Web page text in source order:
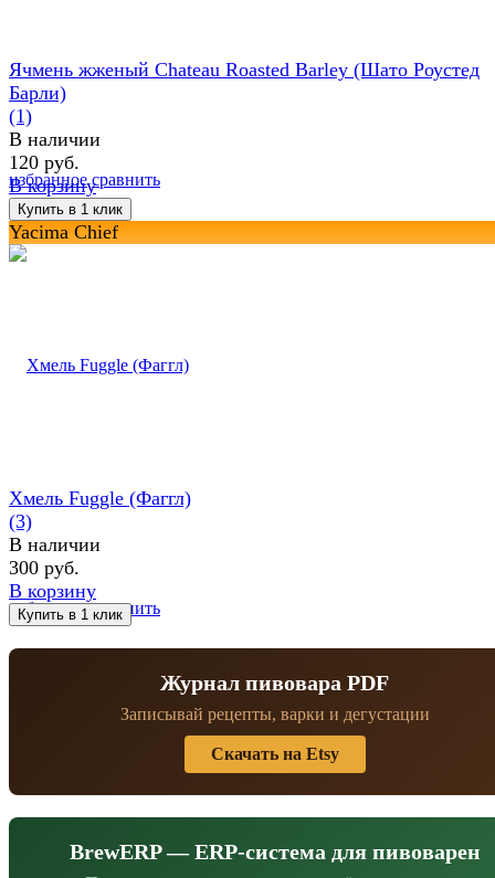
избранное сравнить
Ячмень жженый Chateau Roasted Barley (Шато Роустед
Барли)
(1)
В наличии
120 руб.
В корзину
Yacima Chief
избранное сравнить
Хмель Fuggle (Фаггл)
(3)
В наличии
300 руб.
В корзину
Журнал пивовара PDF
Записывай рецепты, варки и дегустации
Скачать на Etsy
BrewERP — ERP-система для пивоварен